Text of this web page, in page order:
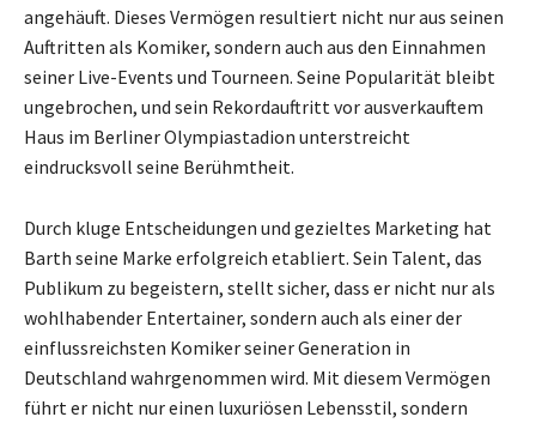
angehäuft. Dieses Vermögen resultiert nicht nur aus seinen
Auftritten als Komiker, sondern auch aus den Einnahmen
seiner Live-Events und Tourneen. Seine Popularität bleibt
ungebrochen, und sein Rekordauftritt vor ausverkauftem
Haus im Berliner Olympiastadion unterstreicht
eindrucksvoll seine Berühmtheit.
Durch kluge Entscheidungen und gezieltes Marketing hat
Barth seine Marke erfolgreich etabliert. Sein Talent, das
Publikum zu begeistern, stellt sicher, dass er nicht nur als
wohlhabender Entertainer, sondern auch als einer der
einflussreichsten Komiker seiner Generation in
Deutschland wahrgenommen wird. Mit diesem Vermögen
führt er nicht nur einen luxuriösen Lebensstil, sondern